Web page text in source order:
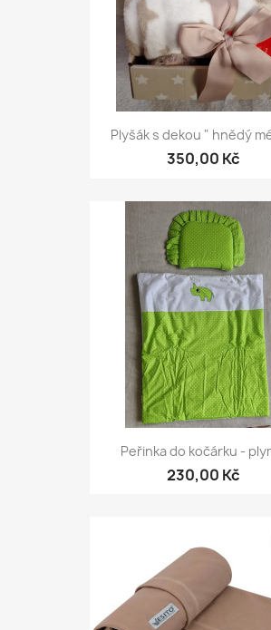
Plyšák s dekou " hnědý
350,00 Kč
Peřinka do kočárku -
230,00 Kč